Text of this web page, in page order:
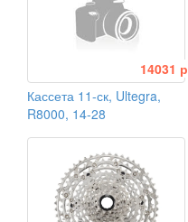
14031 р
Кассета 11-ск, Ultegra,
R8000, 14-28